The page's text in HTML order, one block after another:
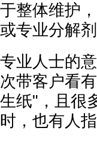
于整体维护
或专业分解
专业人士的
次带客户看
生纸"，且很
时，也有人